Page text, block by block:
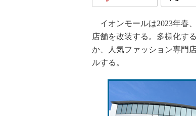
イオンモールは2023年春
店舗を改装する。多様化す
か、人気ファッション専門
ルする。